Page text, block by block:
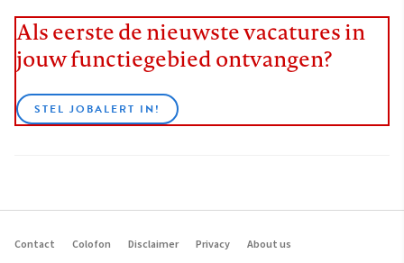
Als eerste de nieuwste vacatures in
jouw functiegebied ontvangen?
STEL JOBALERT IN!
Contact Colofon Disclaimer Privacy About us